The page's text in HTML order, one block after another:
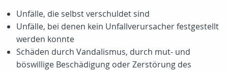
Unfälle, die selbst verschuldet sind
Unfälle, bei denen kein Unfallverursacher festgestellt
werden konnte
Schäden durch Vandalismus, durch mut- und
böswillige Beschädigung oder Zerstörung des